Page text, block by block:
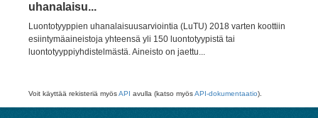
uhanalaisu...
Luontotyyppien uhanalaisuusarviointia (LuTU) 2018 varten koottiin
esiintymäaineistoja yhteensä yli 150 luontotyypistä tai
luontotyyppiyhdistelmästä. Aineisto on jaettu...
Voit käyttää rekisteriä myösAPI avulla (katso myösAPI-dokumentaatio).